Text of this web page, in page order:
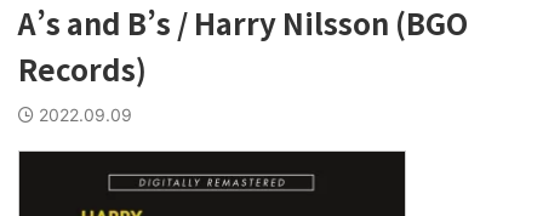
A’s and B’s / Harry Nilsson (BGO
Records)
2022.09.09